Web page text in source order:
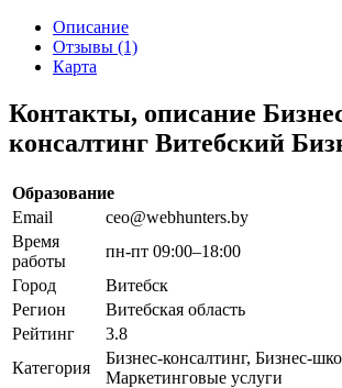
Описание
Отзывы (1)
Карта
Контакты, описание
консалтинг Витебский
Образование
Email
ceo@webhunters.by
Время
работы
пн-пт 09:00–18:00
Город
Витебск
Регион
Витебская область
Рейтинг
3.8
Категория
Бизнес-консалтинг, Бизнес-
Маркетинговые услуги